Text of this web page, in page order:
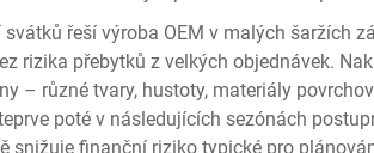
řeší výroba OEM v malých šaržích
rizika přebytků z velkých objednávek.
– různé tvary, hustoty, materiály
poté v následujících sezónách
snižuje finanční riziko typické pro